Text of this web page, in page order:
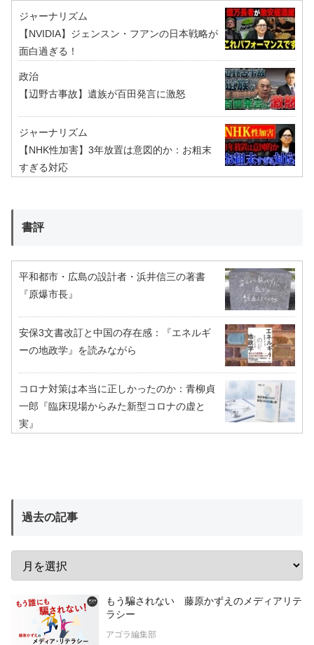
ジャーナリズム
【NVIDIA】ジェンスン・フアンの日本戦略が
面白過ぎる！
政治
【辺野古事故】遺族が百田発言に激怒
ジャーナリズム
【NHK性加害】3年放置は意図的か：お粗末
すぎる対応
書評
平和都市・広島の設計者・浜井信三の著書
『原爆市長』
安保3文書改訂と中国の存在感：『エネルギ
ーの地政学』を読みながら
コロナ対策は本当に正しかったのか：青柳貞
一郎『臨床現場からみた新型コロナの虚と
実』
過去の記事
もう騙されない 藤原かずえのメディアリテ
ラシー
アゴラ編集部